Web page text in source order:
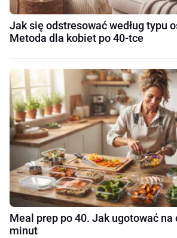
Jak się odstresować według typu
Metoda dla kobiet po 40-tce
Meal prep po 40. Jak ugotować na
minut